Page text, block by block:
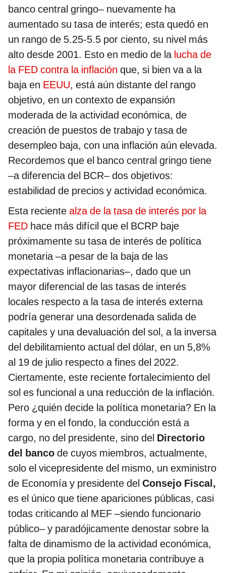
banco central gringo– nuevamente ha
aumentado su tasa de interés; esta quedó en
un rango de 5.25-5.5 por ciento, su nivel más
alto desde 2001. Esto en medio de lalucha de
la FED contra la inflación que, si bien va a la
baja en EEUU, está aún distante del rango
objetivo, en un contexto de expansión
moderada de la actividad económica, de
creación de puestos de trabajo y tasa de
desempleo baja, con una inflación aún elevada.
Recordemos que el banco central gringo tiene
–a diferencia del BCR– dos objetivos:
estabilidad de precios y actividad económica.
Esta reciente alza de la tasa de interés por la
FED hace más difícil que el BCRP baje
próximamente su tasa de interés de política
monetaria –a pesar de la baja de las
expectativas inflacionarias–, dado que un
mayor diferencial de las tasas de interés
locales respecto a la tasa de interés externa
podría generar una desordenada salida de
capitales y una devaluación del sol, a la inversa
del debilitamiento actual del dólar, en un 5,8%
al 19 de julio respecto a fines del 2022.
Ciertamente, este reciente fortalecimiento del
sol es funcional a una reducción de la inflación.
Pero ¿quién decide la política monetaria? En la
forma y en el fondo, la conducción está a
cargo, no del presidente, sino del Directorio
del banco de cuyos miembros, actualmente,
solo el vicepresidente del mismo, un exministro
de Economía y presidente del Consejo Fiscal,
es el único que tiene apariciones públicas, casi
todas criticando al MEF –siendo funcionario
público– y paradójicamente denostar sobre la
falta de dinamismo de la actividad económica,
que la propia política monetaria contribuye a